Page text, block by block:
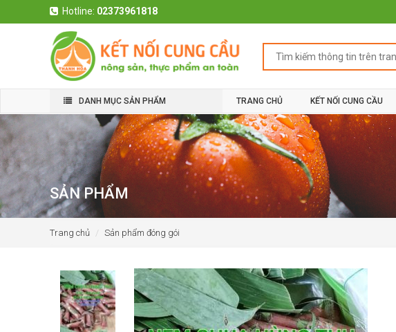
Hotline: 02373961818
DANH MỤC SẢN PHẨM TRANG CHỦ KẾT NỐI CUNG CẦU
SẢN PHẨM
Trang chủ Sản phẩm đóng gói